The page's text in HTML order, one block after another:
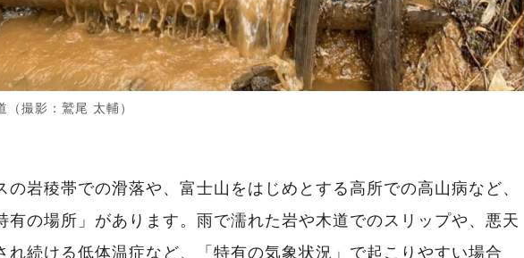
撮影：鷲尾 太輔）
の岩稜帯での滑落や、富士山をはじめとする高所での高山病など、
有の場所」があります。雨で濡れた岩や木道でのスリップや、悪天
れ続ける低体温症など、「特有の気象状況」で起こりやすい場合